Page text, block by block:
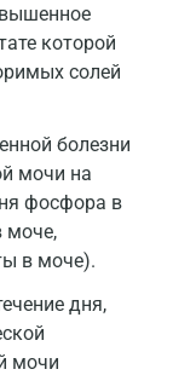
которой
солей
болезни
мочи на
фосфора в
моче,
в моче).
дня,
мочи